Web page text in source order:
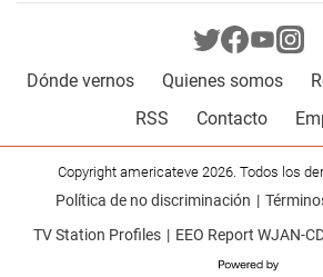
Dónde vernos Quienes somos
RSS
Contacto
Copyright americateve 2026. Todos los
Política de no discriminación
TV Station Profiles
EEO Report WJAN-